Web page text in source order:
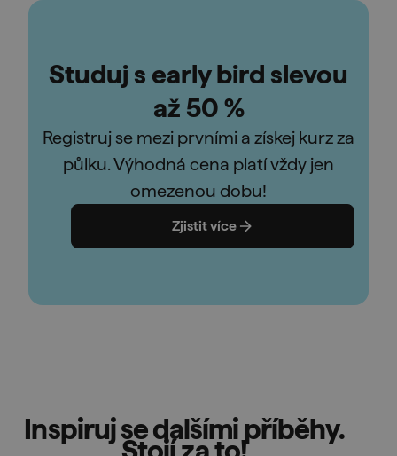
Studuj s early bird slevou
až 50 %
Registruj se mezi prvními a získej kurz za
půlku. Výhodná cena platí vždy jen
omezenou dobu!
Zjistit více
Inspiruj se dalšími příběhy.